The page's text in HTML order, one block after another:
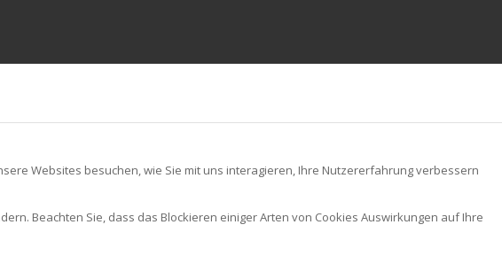
Websites besuchen, wie Sie mit uns interagieren, Ihre Nutzererfahrung verbessern
Beachten Sie, dass das Blockieren einiger Arten von Cookies Auswirkungen auf Ihre